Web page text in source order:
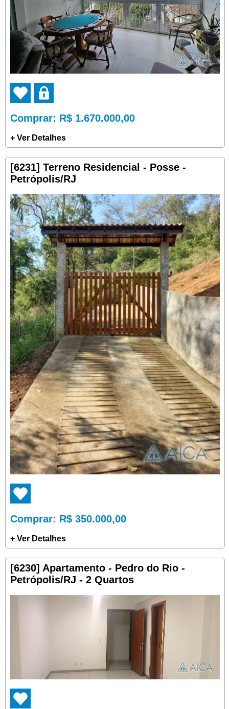
Comprar: R$ 1.670.000,00
+ Ver Detalhes
[6231] Terreno Residencial - Posse -
Petrópolis/RJ
Comprar: R$ 350.000,00
+ Ver Detalhes
[6230] Apartamento - Pedro do Rio -
Petrópolis/RJ - 2 Quartos